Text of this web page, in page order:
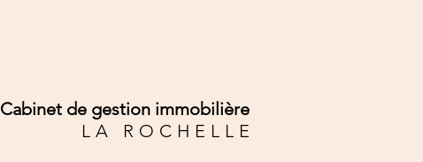
Cabinet de gestion immobilière
LA ROCHELLE